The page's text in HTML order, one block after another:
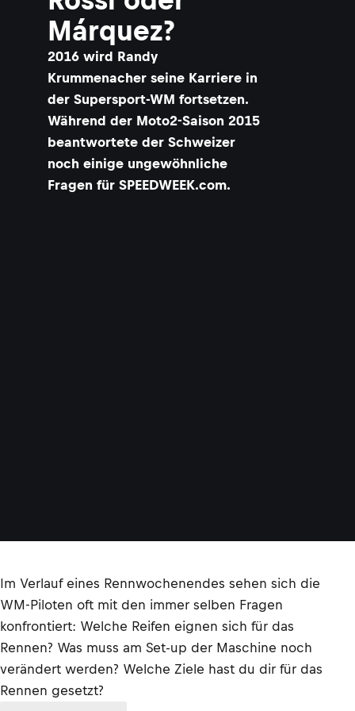
Márquez?
2016 wird Randy
Krummenacher seine Karriere in
der Supersport-WM fortsetzen.
Während der Moto2-Saison 2015
beantwortete der Schweizer
noch einige ungewöhnliche
Fragen für SPEEDWEEK.com.
Im Verlauf eines Rennwochenendes sehen sich die
WM-Piloten oft mit den immer selben Fragen
konfrontiert: Welche Reifen eignen sich für das
Rennen? Was muss am Set-up der Maschine noch
verändert werden? Welche Ziele hast du dir für das
Rennen gesetzt?